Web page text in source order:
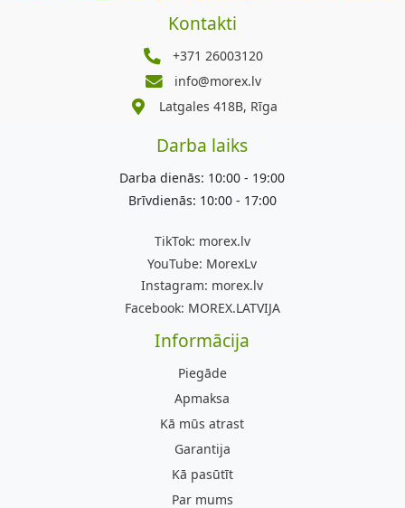
Kontakti
+371 26003120
info@morex.lv
Latgales 418B, Rīga
Darba laiks
Darba dienās: 10:00 - 19:00
Brīvdienās: 10:00 - 17:00
TikTok: morex.lv
YouTube: MorexLv
Instagram: morex.lv
Facebook: MOREX.LATVIJA
Informācija
Piegāde
Apmaksa
Kā mūs atrast
Garantija
Kā pasūtīt
Par mums